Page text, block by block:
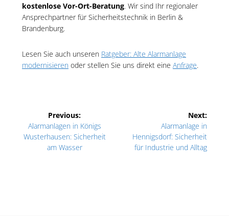
kostenlose Vor-Ort-Beratung. Wir sind Ihr regionaler
Ansprechpartner für Sicherheitstechnik in Berlin &
Brandenburg.
Lesen Sie auch unseren Ratgeber: Alte Alarmanlage
modernisieren oder stellen Sie uns direkt eine Anfrage.
Beitragsnavigation
Previous:
Previous
post:
Alarmanlagen in Königs
Wusterhausen: Sicherheit
am Wasser
Next:
Next
post:
Alarmanlage in
Hennigsdorf: Sicherheit
für Industrie und Alltag